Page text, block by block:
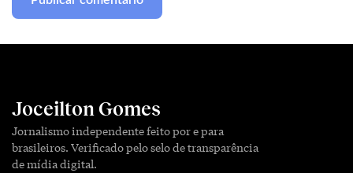
Joceilton Gomes
Jornalismo independente feito por e para
brasileiros. Verificado pelo selo de transparência
de mídia digital.